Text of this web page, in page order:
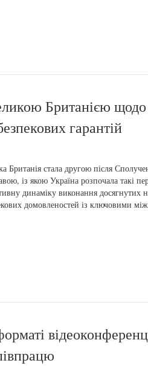
Британією щодо
гарантій
Британія стала другою після
із якою Україна розпочала такі
динаміку виконання досягнутих
домовленостей із ключовими